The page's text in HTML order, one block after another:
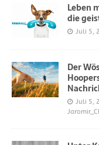
Leben
die
Juli 5,
Der
Juli 5,